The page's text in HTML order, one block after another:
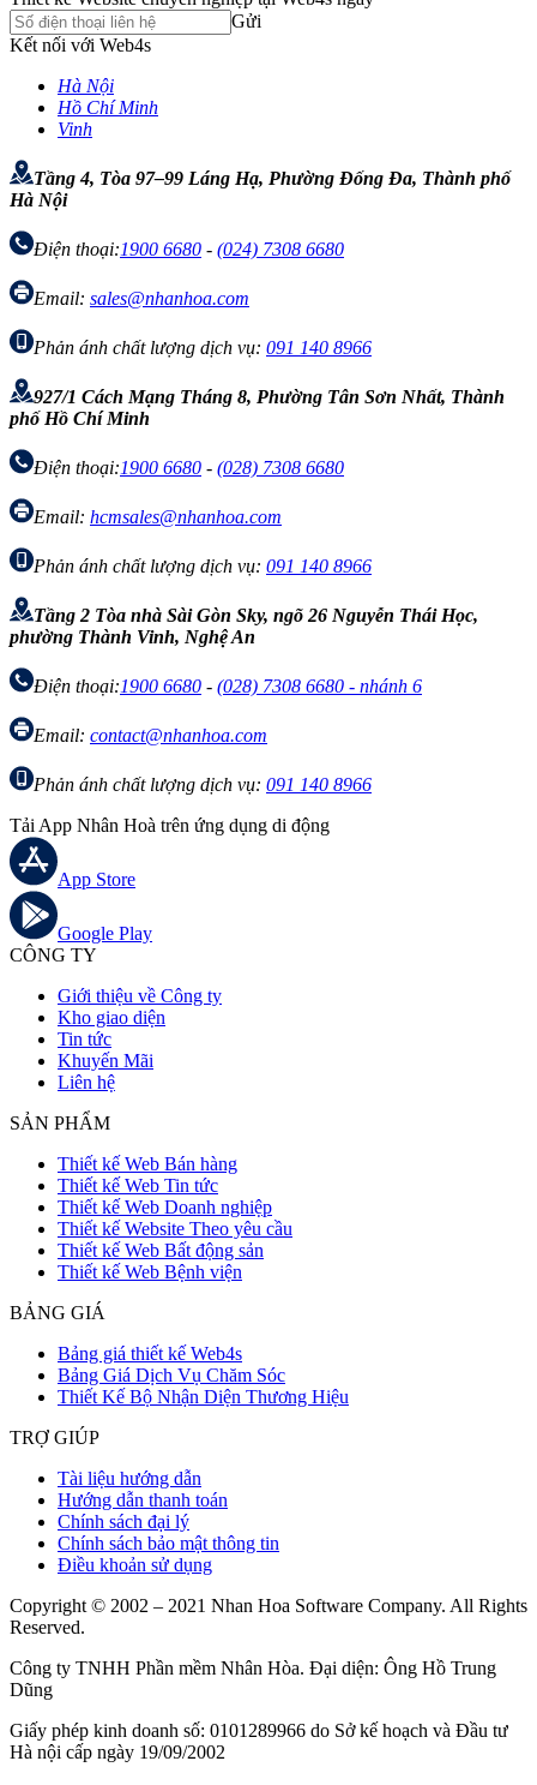
Gửi
Kết nối với Web4s
Hà Nội
Hồ Chí Minh
Vinh
Tầng 4, Tòa 97–99 Láng Hạ, Phường Đống Đa, Thành phố
Hà Nội
Điện thoại:1900 6680 - (024) 7308 6680
Email: sales@nhanhoa.com
Phản ánh chất lượng dịch vụ: 091 140 8966
927/1 Cách Mạng Tháng 8, Phường Tân Sơn Nhất, Thành
phố Hồ Chí Minh
Điện thoại:1900 6680 - (028) 7308 6680
Email: hcmsales@nhanhoa.com
Phản ánh chất lượng dịch vụ: 091 140 8966
Tầng 2 Tòa nhà Sài Gòn Sky, ngõ 26 Nguyễn Thái Học,
phường Thành Vinh, Nghệ An
Điện thoại:1900 6680 - (028) 7308 6680 - nhánh 6
Email: contact@nhanhoa.com
Phản ánh chất lượng dịch vụ: 091 140 8966
Tải App Nhân Hoà trên ứng dụng di động
App Store
Google Play
CÔNG TY
Giới thiệu về Công ty
Kho giao diện
Tin tức
Khuyến Mãi
Liên hệ
SẢN PHẨM
Thiết kế Web Bán hàng
Thiết kế Web Tin tức
Thiết kế Web Doanh nghiệp
Thiết kế Website Theo yêu cầu
Thiết kế Web Bất động sản
Thiết kế Web Bệnh viện
BẢNG GIÁ
Bảng giá thiết kế Web4s
Bảng Giá Dịch Vụ Chăm Sóc
Thiết Kế Bộ Nhận Diện Thương Hiệu
TRỢ GIÚP
Tài liệu hướng dẫn
Hướng dẫn thanh toán
Chính sách đại lý
Chính sách bảo mật thông tin
Điều khoản sử dụng
Copyright © 2002 – 2021 Nhan Hoa Software Company. All Rights
Reserved.
Công ty TNHH Phần mềm Nhân Hòa. Đại diện: Ông Hồ Trung
Dũng
Giấy phép kinh doanh số: 0101289966 do Sở kế hoạch và Đầu tư
Hà nội cấp ngày 19/09/2002